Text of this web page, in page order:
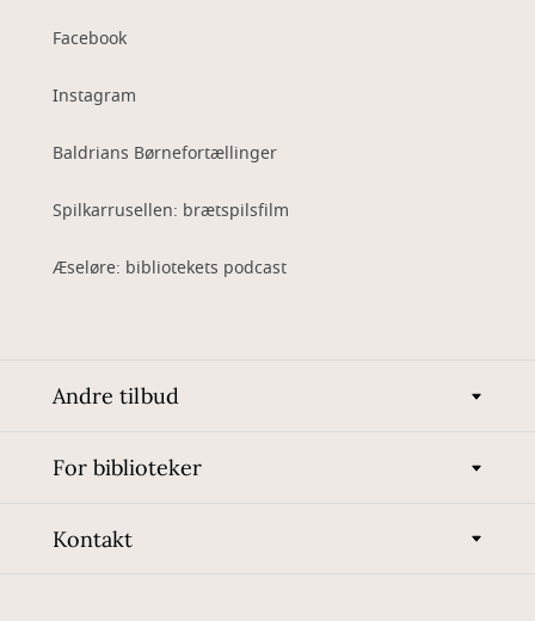
Facebook
Instagram
Baldrians Børnefortællinger
Spilkarrusellen: brætspilsfilm
Æseløre: bibliotekets podcast
Andre tilbud
For biblioteker
Kontakt